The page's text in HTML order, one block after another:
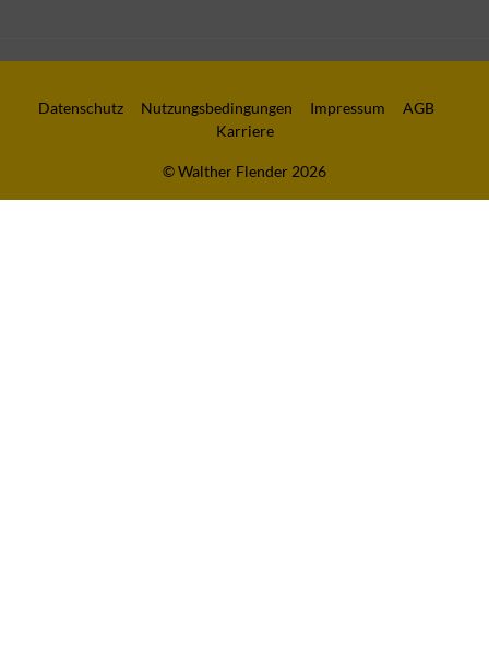
© Walther Flender 2026
Datenschutz Nutzungsbedingungen Impressum
AGB
Karriere